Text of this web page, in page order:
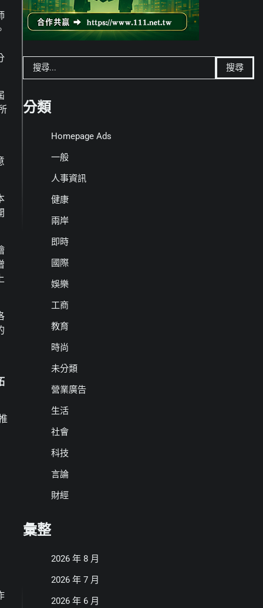
尋
鍵
分類
Homepage Ads
一般
人事資訊
健康
兩岸
即時
國際
娛樂
工商
教育
時尚
未分類
營業廣告
生活
社會
科技
言論
財經
彙整
2026 年 8 月
2026 年 7 月
2026 年 6 月